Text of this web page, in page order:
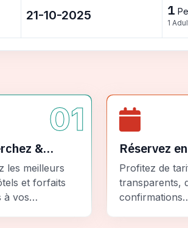
1
1
01
&
les meilleurs
et forfaits
à vos
Réservez
Sécurité
Profitez de
transparents,
confirmations